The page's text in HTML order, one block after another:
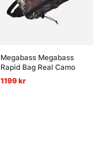
Megabass Megabass
Rapid Bag Real Camo
1199 kr